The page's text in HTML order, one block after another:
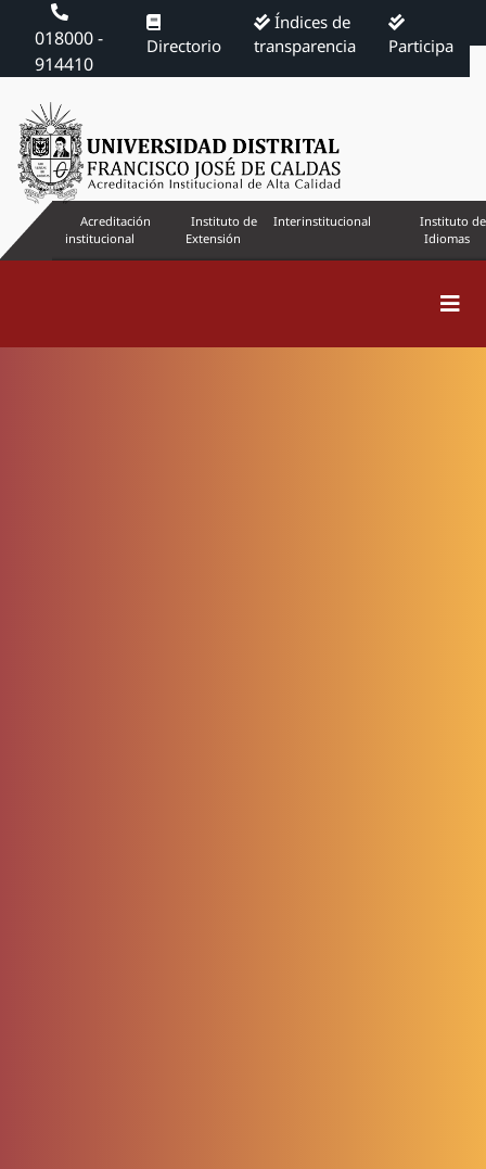
018000 -
914410
Directorio
Índices de
transparencia
Participa
Acreditación
institucional
Instituto de
Extensión
Interinstitucional
Instituto de
Idiomas